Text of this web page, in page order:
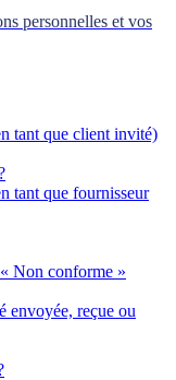
personnelles et vos
tant que client invité)
tant que fournisseur
Non conforme »
envoyée, reçue ou